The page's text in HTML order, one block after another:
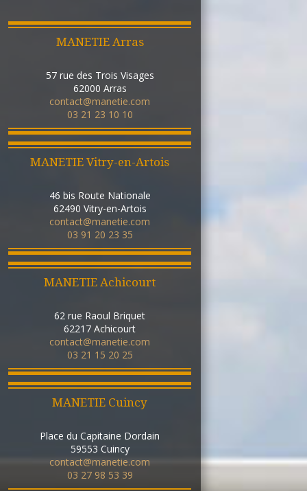
MANETIE Arras
57 rue des Trois Visages
62000 Arras
contact@manetie.com
03 21 23 10 10
MANETIE Vitry-en-Artois
46 bis Route Nationale
62490 Vitry-en-Artois
contact@manetie.com
03 91 20 23 35
MANETIE Achicourt
62 rue Raoul Briquet
62217 Achicourt
contact@manetie.com
03 21 15 20 25
MANETIE Cuincy
Place du Capitaine Dordain
59553 Cuincy
contact@manetie.com
03 27 98 53 39